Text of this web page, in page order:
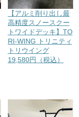
【アルミ削り出し最
高精度スノースクー
トワイドデッキ】TO
RI-WING トリニティ
トリウイング
19,580円（税込）